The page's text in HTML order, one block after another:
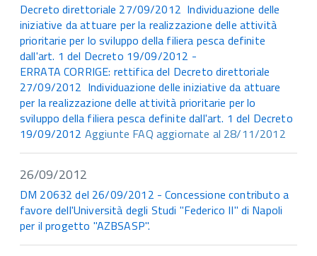
Decreto direttoriale 27/09/2012 Individuazione delle
iniziative da attuare per la realizzazione delle attività
prioritarie per lo sviluppo della filiera pesca definite
dall'art. 1 del Decreto 19/09/2012 -
ERRATA CORRIGE: rettifica del Decreto direttoriale
27/09/2012 Individuazione delle iniziative da attuare
per la realizzazione delle attività prioritarie per lo
sviluppo della filiera pesca definite dall'art. 1 del Decreto
19/09/2012 Aggiunte FAQ aggiornate al 28/11/2012
26/09/2012
DM 20632 del 26/09/2012 - Concessione contributo a
favore dell'Università degli Studi "Federico II" di Napoli
per il progetto "AZBSASP".